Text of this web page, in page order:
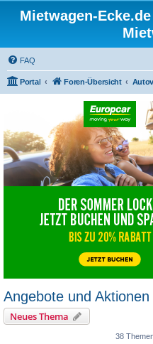
Mietwagen-
FAQ
Portal Foren-Übersicht
Angebote und Aktionen
Neues Thema
38